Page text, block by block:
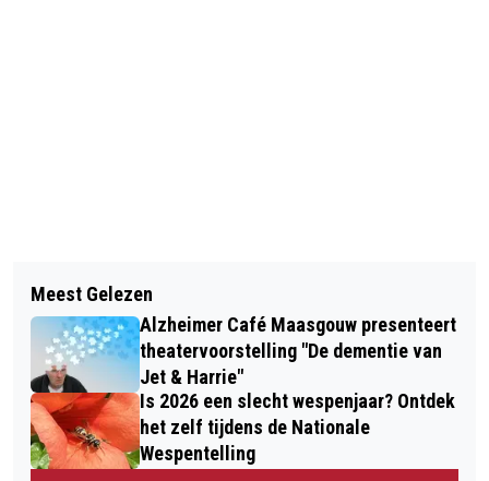
DEMENTIEMONITOR 2026: DOE MEE
EN VERBETER DE ZORG
APPELTAARTCONCERT IN DE
OPENLUCHT: “SNIKKEN EN
GRIMLACHJES”
Meest Gelezen
Alzheimer Café Maasgouw presenteert
theatervoorstelling "De dementie van
Jet & Harrie"
Is 2026 een slecht wespenjaar? Ontdek
het zelf tijdens de Nationale
Wespentelling